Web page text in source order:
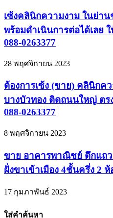
เซ้งคลินิกความงาม ในย่า
พร้อมดำเนินการต่อได้เลย
088-0263377
28 พฤศจิกายน 2023
ต้องการเซ้ง (ขาย) คลินิก
บางบัวทอง ติดถนนใหญ่ ต
088-0263377
8 พฤศจิกายน 2023
ขาย อาคารพาณิชย์ ตึกแถ
ฝั่งขาเข้าเมือง 4ชั้นครึ่ง 2
17 กุมภาพันธ์ 2023
ใส่คำค้นหา